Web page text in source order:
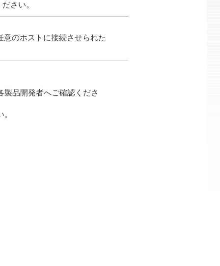
さい。
意のホストに接続させられた
品開発者へご確認くださ